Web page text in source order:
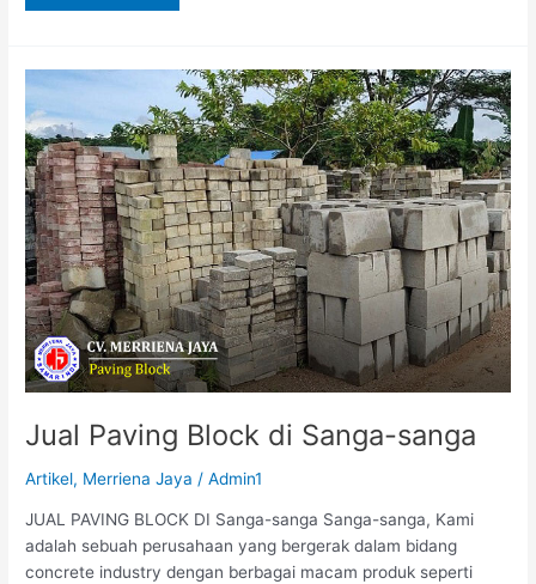
Jual Paving Block di Sanga-sanga
Artikel, Merriena Jaya /Admin1
JUAL PAVING BLOCK DI Sanga-sanga Sanga-sanga, Kami
adalah sebuah perusahaan yang bergerak dalam bidang
concrete industry dengan berbagai macam produk seperti
Jual
di
Sanga-
sanga